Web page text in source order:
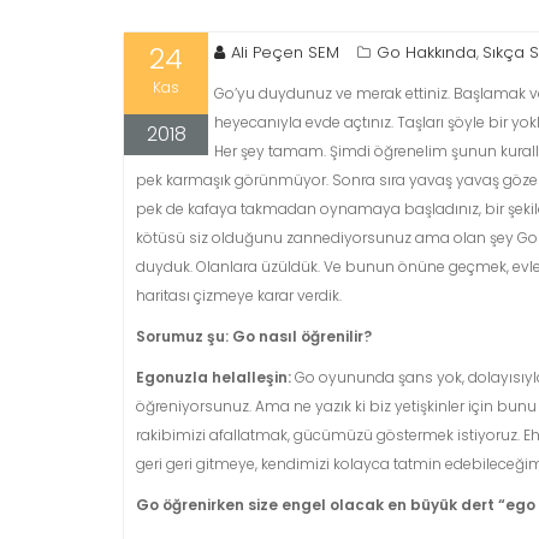
24
Kas
2018
Ali Peçen SEM Go Hakkında, Sıkça
Go’yu duydunuz ve merak ettiniz. Başlamak
heyecanıyla evde açtınız. Taşları şöyle bir
Her şey tamam. Şimdi öğrenelim şunun
pek karmaşık görünmüyor. Sonra sıra yavaş yavaş göze
pek de kafaya takmadan oynamaya başladınız, bir
kötüsü siz olduğunu zannediyorsunuz ama olan şey
duyduk. Olanlara üzüldük. Ve bunun önüne geçmek,
haritası çizmeye karar verdik.
Sorumuz şu: Go nasıl öğrenilir?
Egonuzla helalleşin:Go oyununda şans yok,
öğreniyorsunuz. Ama ne yazık ki biz yetişkinler için
rakibimizi afallatmak, gücümüzü göstermek istiyoruz.
geri geri gitmeye, kendimizi kolayca tatmin
Go öğrenirken size engel olacak en büyük dert “ego